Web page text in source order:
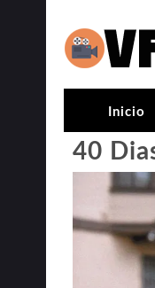
Inicio
40